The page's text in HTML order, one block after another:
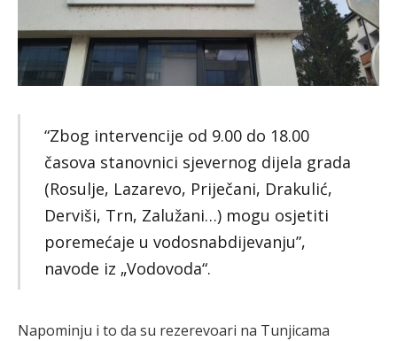
“Zbog intervencije od 9.00 do 18.00
časova stanovnici sjevernog dijela grada
(Rosulje, Lazarevo, Priječani, Drakulić,
Derviši, Trn, Zalužani…) mogu osjetiti
poremećaje u vodosnabdijevanju”,
navode iz „Vodovoda“.
Napominju i to da su rezerevoari na Tunjicama